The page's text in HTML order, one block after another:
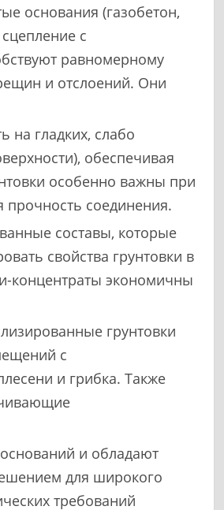
основания (газобетон,
с
равномерному
и отслоений. Они
на гладких, слабо
обеспечивая
особенно важны при
прочность соединения.
составы, которые
свойства грунтовки в
концентраты экономичны
грунтовки
с
и грибка. Также
и обладают
для широкого
требований